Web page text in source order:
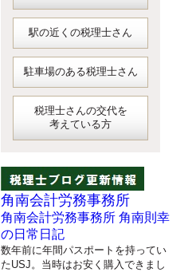
駅の近くの税理士さん
駐車場のある税理士さん
税理士さんの交代を
考えている方
角南会計労務事務所
角南会計労務事務所 角南則幸
の日常日記
数年前に年間パスポートを持ってい
たUSJ。当時はお安く購入できまし